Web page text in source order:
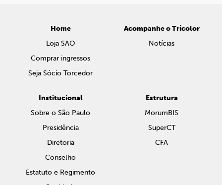
Home
Loja SAO
Comprar ingressos
Seja Sócio Torcedor
Acompanhe o Tricolor
Notícias
Institucional
Sobre o São Paulo
Presidência
Diretoria
Conselho
Estatuto e Regimento
Estrutura
MorumBIS
SuperCT
CFA